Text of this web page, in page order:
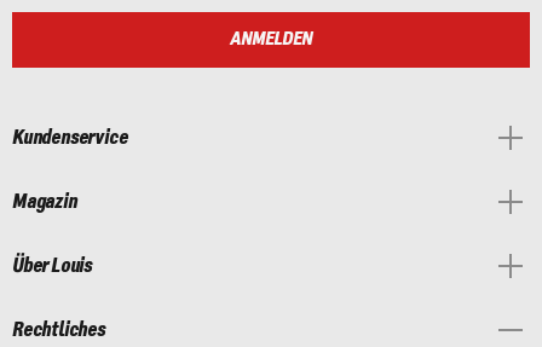
ANMELDEN
Kundenservice
Magazin
Über Louis
Rechtliches